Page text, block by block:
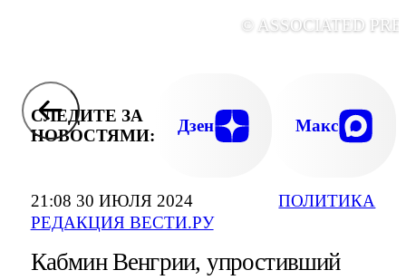
21:08 30 ИЮЛЯ 2024
РЕДАКЦИЯ ВЕСТИ.РУ
ПОЛИТИКА
© ASSOCIATED
СЛЕДИТЕ ЗА
НОВОСТЯМИ:
Дзен Макс
Кабмин Венгрии, упростивший